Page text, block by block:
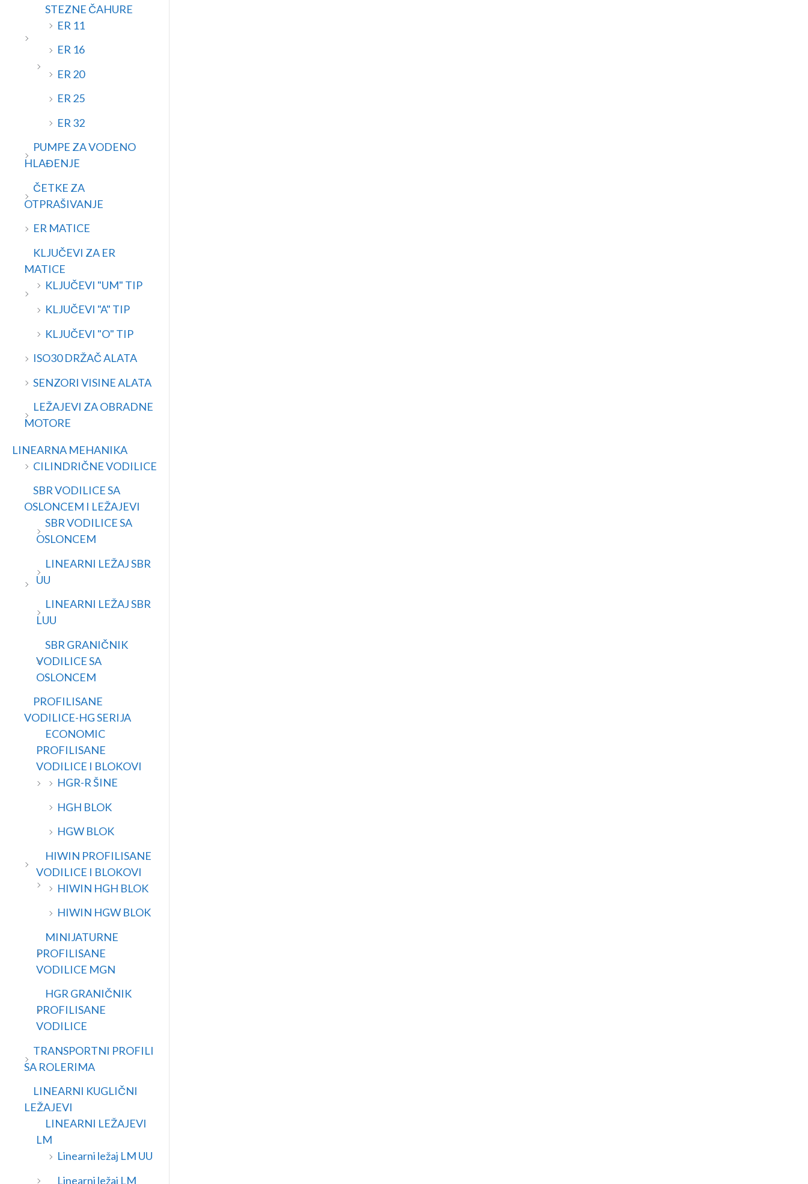
STEZNE ČAHURE
ER 11
ER 16
ER 20
ER 25
ER 32
PUMPE ZA VODENO
HLAĐENJE
ČETKE ZA
OTPRAŠIVANJE
ER MATICE
KLJUČEVI ZA ER
MATICE
KLJUČEVI "UM" TIP
KLJUČEVI "A" TIP
KLJUČEVI "O" TIP
ISO30 DRŽAČ ALATA
SENZORI VISINE ALATA
LEŽAJEVI ZA OBRADNE
MOTORE
LINEARNA MEHANIKA
CILINDRIČNE VODILICE
SBR VODILICE SA
OSLONCEM I LEŽAJEVI
SBR VODILICE SA
OSLONCEM
LINEARNI LEŽAJ SBR
UU
LINEARNI LEŽAJ SBR
LUU
SBR GRANIČNIK
VODILICE SA
OSLONCEM
PROFILISANE
VODILICE-HG SERIJA
ECONOMIC
PROFILISANE
VODILICE I BLOKOVI
HGR-R ŠINE
HGH BLOK
HGW BLOK
HIWIN PROFILISANE
VODILICE I BLOKOVI
HIWIN HGH BLOK
HIWIN HGW BLOK
MINIJATURNE
PROFILISANE
VODILICE MGN
HGR GRANIČNIK
PROFILISANE
VODILICE
TRANSPORTNI PROFILI
SA ROLERIMA
LINEARNI KUGLIČNI
LEŽAJEVI
LINEARNI LEŽAJEVI
LM
Linearni ležaj LM UU
Linearni ležaj LM